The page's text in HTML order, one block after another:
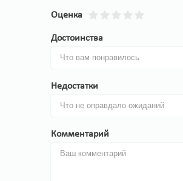
Оценка
Достоинства
Недостатки
Комментарий